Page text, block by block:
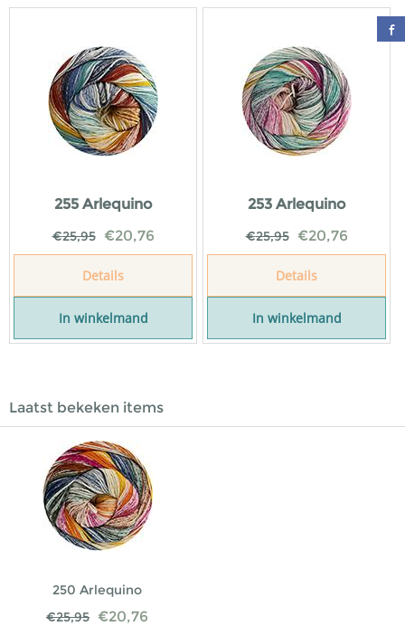
255 Arlequino
€25,95 €20,76
Details
In winkelmand
253 Arlequino
€25,95 €20,76
Details
In winkelmand
Laatst bekeken items
250 Arlequino
€25,95 €20,76